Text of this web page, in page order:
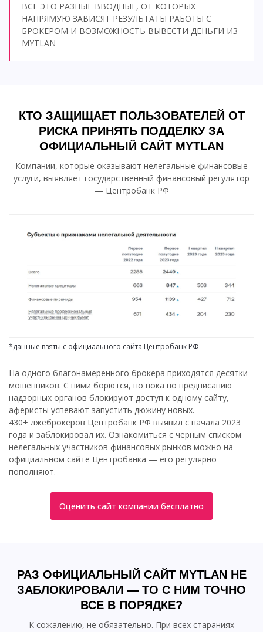
ВСЕ ЭТО РАЗНЫЕ ВВОДНЫЕ, ОТ КОТОРЫХ
НАПРЯМУЮ ЗАВИСЯТ РЕЗУЛЬТАТЫ РАБОТЫ С
БРОКЕРОМ И ВОЗМОЖНОСТЬ ВЫВЕСТИ ДЕНЬГИ ИЗ
MYTLAN
КТО ЗАЩИЩАЕТ ПОЛЬЗОВАТЕЛЕЙ ОТ
РИСКА ПРИНЯТЬ ПОДДЕЛКУ ЗА
ОФИЦИАЛЬНЫЙ САЙТ MYTLAN
Компании, которые оказывают нелегальные финансовые
услуги, выявляет государственный финансовый регулятор
— Центробанк РФ
*данные взяты с официального сайта Центробанк РФ
На одного благонамеренного брокера приходятся десятки
мошенников. С ними борются, но пока по предписанию
надзорных органов блокируют доступ к одному сайту,
аферисты успевают запустить дюжину новых.
430+ лжеброкеров Центробанк РФ выявил с начала 2023
года и заблокировал их. Ознакомиться с черным списком
нелегальных участников финансовых рынков можно на
официальном сайте Центробанка — его регулярно
пополняют.
Оценить сайт компании бесплатно
РАЗ ОФИЦИАЛЬНЫЙ САЙТ MYTLAN НЕ
ЗАБЛОКИРОВАЛИ — ТО С НИМ ТОЧНО
ВСЕ В ПОРЯДКЕ?
К сожалению, не обязательно. При всех стараниях